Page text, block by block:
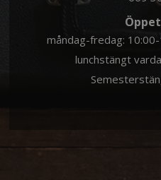
måndag-fredag:
lunchstängt